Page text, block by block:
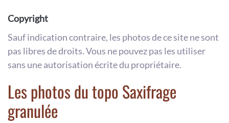
Copyright
Sauf indication contraire, les photos de ce site ne sont
pas libres de droits. Vous ne pouvez pas les utiliser
sans une autorisation écrite du propriétaire.
Les photos du topo Saxifrage
granulée